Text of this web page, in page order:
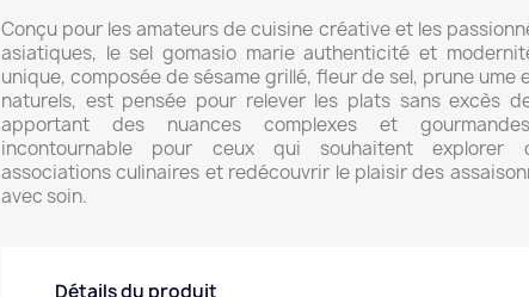
Conçu pour les amateurs de cuisine créative et les
asiatiques, le sel gomasio marie authenticité et
unique, composée de sésame grillé, fleur de sel, prune ume
naturels, est pensée pour relever les plats sans excès
apportant des nuances complexes et
incontournable pour ceux qui souhaitent explorer
associations culinaires et redécouvrir le plaisir des
avec soin.
Détails du produit